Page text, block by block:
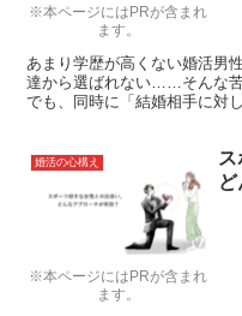
※本ページにはPRが含まれ
ます。
あまり学歴が高くない婚活男
達から選ばれない……そんな苦
でも、同時に「結婚相手に対
か、その理由をお伝えします
の婚活への心構えも変わって
※本ページにはPRが含まれ
ます。
婚活の心構え
ス